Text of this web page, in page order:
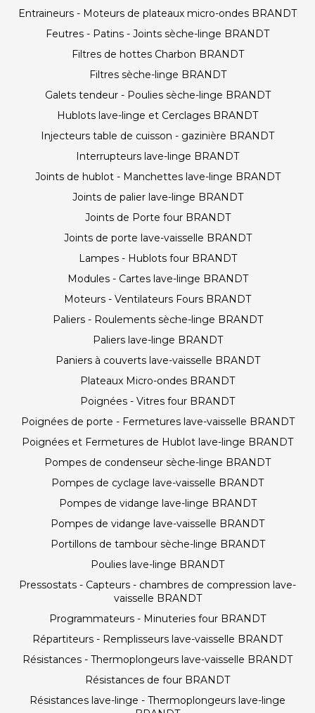
Entraineurs - Moteurs de plateaux micro-ondes BRANDT
Feutres - Patins - Joints sèche-linge BRANDT
Filtres de hottes Charbon BRANDT
Filtres sèche-linge BRANDT
Galets tendeur - Poulies sèche-linge BRANDT
Hublots lave-linge et Cerclages BRANDT
Injecteurs table de cuisson - gazinière BRANDT
Interrupteurs lave-linge BRANDT
Joints de hublot - Manchettes lave-linge BRANDT
Joints de palier lave-linge BRANDT
Joints de Porte four BRANDT
Joints de porte lave-vaisselle BRANDT
Lampes - Hublots four BRANDT
Modules - Cartes lave-linge BRANDT
Moteurs - Ventilateurs Fours BRANDT
Paliers - Roulements sèche-linge BRANDT
Paliers lave-linge BRANDT
Paniers à couverts lave-vaisselle BRANDT
Plateaux Micro-ondes BRANDT
Poignées - Vitres four BRANDT
Poignées de porte - Fermetures lave-vaisselle BRANDT
Poignées et Fermetures de Hublot lave-linge BRANDT
Pompes de condenseur sèche-linge BRANDT
Pompes de cyclage lave-vaisselle BRANDT
Pompes de vidange lave-linge BRANDT
Pompes de vidange lave-vaisselle BRANDT
Portillons de tambour sèche-linge BRANDT
Poulies lave-linge BRANDT
Pressostats - Capteurs - chambres de compression lave-
vaisselle BRANDT
Programmateurs - Minuteries four BRANDT
Répartiteurs - Remplisseurs lave-vaisselle BRANDT
Résistances - Thermoplongeurs lave-vaisselle BRANDT
Résistances de four BRANDT
Résistances lave-linge - Thermoplongeurs lave-linge